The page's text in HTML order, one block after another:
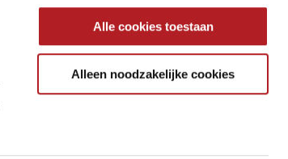
Alle cookies toestaan
Alleen noodzakelijke cookies
Facebook